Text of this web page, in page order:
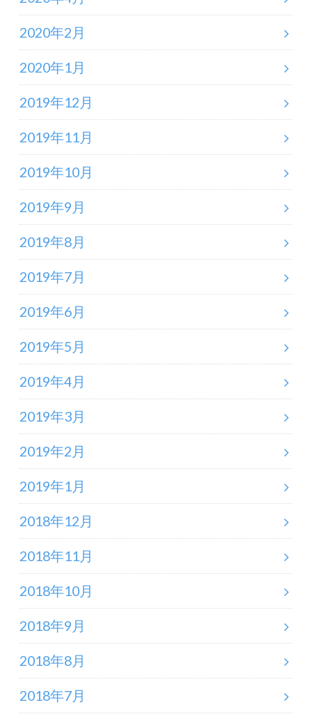
2020年2月
2020年1月
2019年12月
2019年11月
2019年10月
2019年9月
2019年8月
2019年7月
2019年6月
2019年5月
2019年4月
2019年3月
2019年2月
2019年1月
2018年12月
2018年11月
2018年10月
2018年9月
2018年8月
2018年7月